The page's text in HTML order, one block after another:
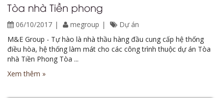
Tòa nhà Tiền phong
06/10/2017 megroup
Dự án
M&E Group - Tự hào là nhà thầu hàng đầu cung cấp hệ thống
điều hòa, hệ thống làm mát cho các công trình thuộc dự án Tòa
nhà Tiền Phong Tòa ...
Xem thêm »